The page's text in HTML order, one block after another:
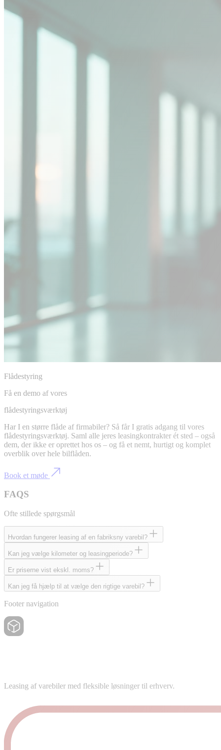
Flådestyring
Få en demo af vores
flådestyringsværktøj
Har I en større flåde af firmabiler? Så får I gratis adgang til vores
flådestyringsværktøj. Saml alle jeres leasingkontrakter ét sted – også
dem, der ikke er oprettet hos os – og få et nemt, hurtigt og komplet
overblik over hele bilflåden.
Book et møde
FAQS
Ofte stillede spørgsmål
Hvordan fungerer leasing af en fabriksny varebil?
Kan jeg vælge kilometer og leasingperiode?
Er priserne vist ekskl. moms?
Kan jeg få hjælp til at vælge den rigtige varebil?
Footer navigation
Leasing af varebiler med fleksible løsninger til erhverv.